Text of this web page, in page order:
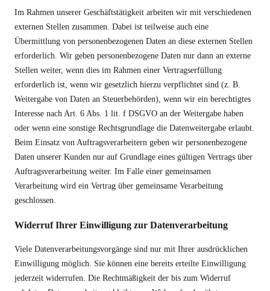
Im Rahmen unserer Geschäftstätigkeit arbeiten wir mit verschiedenen
externen Stellen zusammen. Dabei ist teilweise auch eine
Übermittlung von personenbezogenen Daten an diese externen Stellen
erforderlich. Wir geben personenbezogene Daten nur dann an externe
Stellen weiter, wenn dies im Rahmen einer Vertragserfüllung
erforderlich ist, wenn wir gesetzlich hierzu verpflichtet sind (z. B.
Weitergabe von Daten an Steuerbehörden), wenn wir ein berechtigtes
Interesse nach Art. 6 Abs. 1 lit. f DSGVO an der Weitergabe haben
oder wenn eine sonstige Rechtsgrundlage die Datenweitergabe erlaubt.
Beim Einsatz von Auftragsverarbeitern geben wir personenbezogene
Daten unserer Kunden nur auf Grundlage eines gültigen Vertrags über
Auftragsverarbeitung weiter. Im Falle einer gemeinsamen
Verarbeitung wird ein Vertrag über gemeinsame Verarbeitung
geschlossen.
Widerruf Ihrer Einwilligung zur Datenverarbeitung
Viele Datenverarbeitungsvorgänge sind nur mit Ihrer ausdrücklichen
Einwilligung möglich. Sie können eine bereits erteilte Einwilligung
jederzeit widerrufen. Die Rechtmäßigkeit der bis zum Widerruf